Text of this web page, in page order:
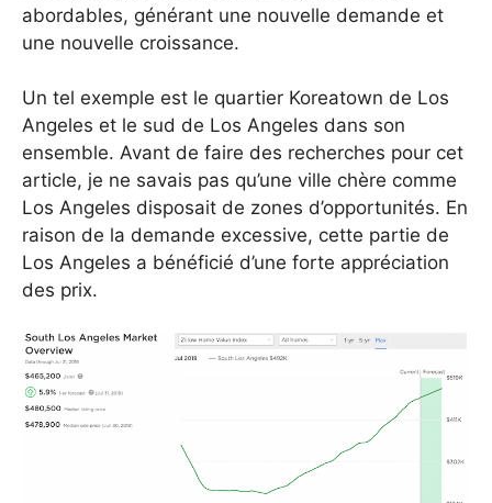
abordables, générant une nouvelle demande et
une nouvelle croissance.
Un tel exemple est le quartier Koreatown de Los
Angeles et le sud de Los Angeles dans son
ensemble. Avant de faire des recherches pour cet
article, je ne savais pas qu’une ville chère comme
Los Angeles disposait de zones d’opportunités. En
raison de la demande excessive, cette partie de
Los Angeles a bénéficié d’une forte appréciation
des prix.